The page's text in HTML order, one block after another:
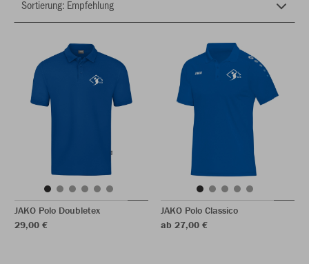
JAKO Polo Doubletex
29,00 €
JAKO Polo Classico
ab 27,00 €